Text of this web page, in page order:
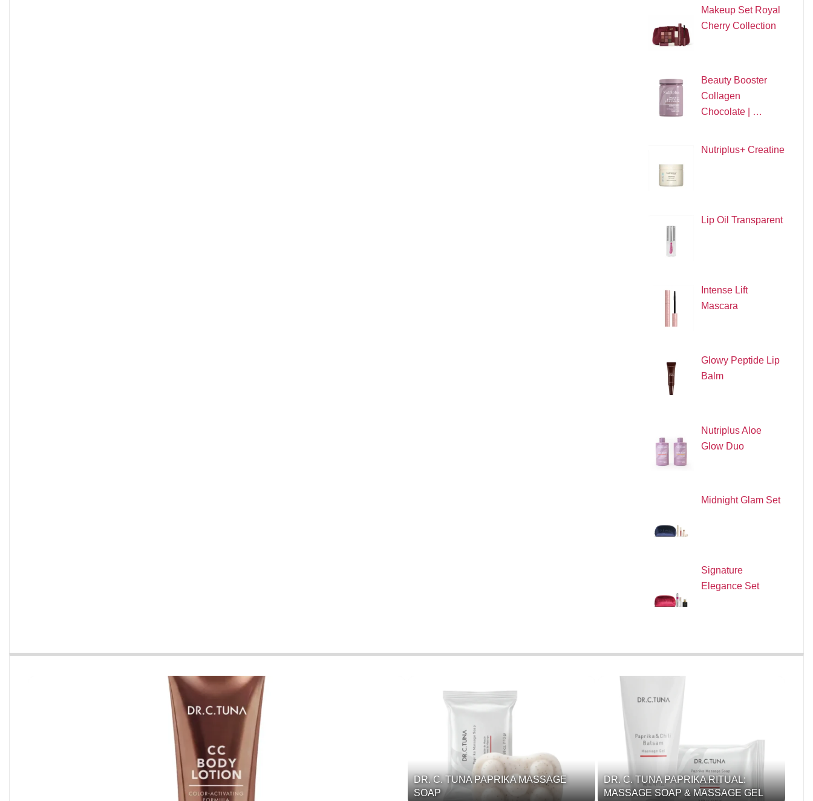
Makeup Set Royal
Cherry Collection
Beauty Booster
Collagen
Chocolate | …
Nutriplus+ Creatine
Lip Oil Transparent
Intense Lift
Mascara
Glowy Peptide Lip
Balm
Nutriplus Aloe
Glow Duo
Midnight Glam Set
Signature
Elegance Set
DR. C. TUNA PAPRIKA MASSAGE
SOAP
DR. C. TUNA PAPRIKA RITUAL:
MASSAGE SOAP & MASSAGE GEL